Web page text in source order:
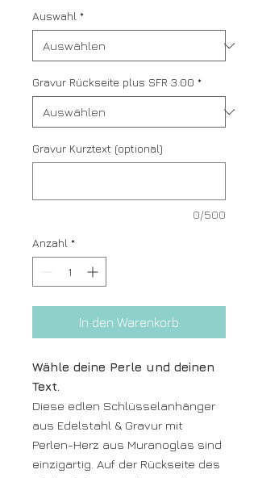
Auswahl *
Gravur Rückseite plus SFR 3.00 *
Gravur Kurztext (optional)
0/500
Anzahl *
In den Warenkorb
Wähle deine Perle und deinen
Text.
Diese edlen Schlüsselanhänger
aus Edelstahl & Gravur mit
Perlen-Herz aus Muranoglas sind
einzigartig. Auf der Rückseite des